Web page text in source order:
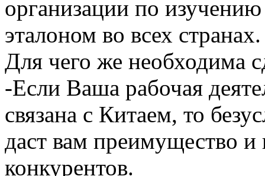
организации по
эталоном во всех странах.
Для чего же необходима
-Если Ваша рабочая
связана с Китаем, то
даст вам преимущество и
конкурентов.